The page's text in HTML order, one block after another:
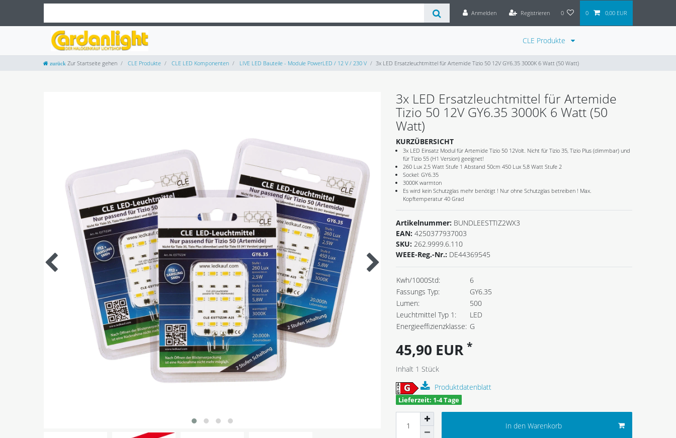
Anmelden Registrieren 0 0 0,00 EUR
CLE Produkte
Zur Startseite gehen CLE Produkte CLE LED Komponenten LIVE LED Bauteile - Module PowerLED / 12 V / 230 V 3x LED Ersatzleuchtmittel für Artemide Tizio 50 12V GY6.35 3000K 6 Watt (50 Watt)
3x LED Ersatzleuchtmittel für Artemide
Tizio 50 12V GY6.35 3000K 6 Watt (50
Watt)
KURZÜBERSICHT
3x LED Einsatz Modul für Artemide Tizio 50 12Volt. Nicht für Tizio 35, Tizio Plus (dimmbar) und
für Tizio 55 (H1 Version) geeignet!
260 Lux 2,5 Watt Stufe 1 Abstand 50cm 450 Lux 5,8 Watt Stufe 2
Sockel: GY6.35
3000K warmton
Es wird kein Schutzglas mehr benötigt ! Nur ohne Schutzglas betreiben ! Max.
Kopftemperatur 40 Grad
Artikelnummer: BUNDLEESTTIZ2WX3
EAN: 4250377937003
SKU: 262.9999.6.110
WEEE-Reg.-Nr.: DE44369545
Kwh/1000Std:
6
Fassungs Typ:
GY6.35
Lumen:
500
Leuchtmittel Typ 1:
LED
Energieeffizienzklasse: G
45,90 EUR *
Inhalt 1 Stück
Produktdatenblatt
Lieferzeit: 1-4 Tage
In den Warenkorb